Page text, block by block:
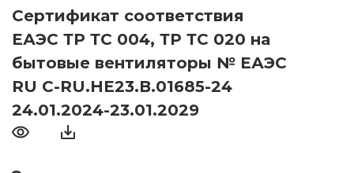
Сертификат соответствия
ЕАЭС ТР ТС 004, ТР ТС 020 на
бытовые вентиляторы № ЕАЭС
RU С-RU.НЕ23.В.01685-24
24.01.2024-23.01.2029